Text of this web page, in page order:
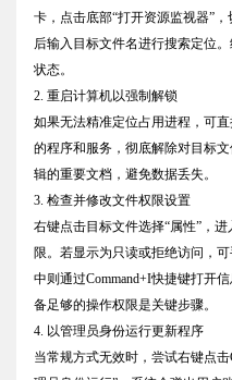
卡，点击底部“打开资源监视器”
后输入目标文件名进行搜索定位
状态。
2. 重启计算机以强制解锁
如果无法精准定位占用进程，可
的程序和服务，彻底解除对目标
辑的重要文档，避免数据丢失。
3. 检查并修改文件权限设置
右键点击目标文件选择“属性”，
限。若显示为只读或拒绝访问，
中则通过Command+I快捷键打开
备足够的操作权限是关键步骤。
4. 以管理员身份运行更新程序
当常规方式无效时，尝试右键点